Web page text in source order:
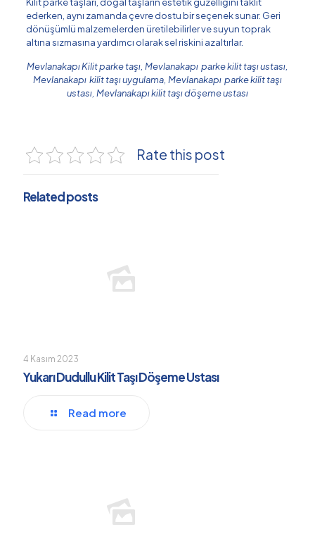
ederken, aynı zamanda çevre dostu bir seçenek sunar. Geri
dönüşümlü malzemelerden üretilebilirler ve suyun toprak
altına sızmasına yardımcı olarak sel riskini azaltırlar.
Mevlanakapı Kilit parke taşı, Mevlanakapı parke kilit taşı ustası,
Mevlanakapı kilit taşı uygulama, Mevlanakapı parke kilit taşı
ustası, Mevlanakapı kilit taşı döşeme ustası
Rate this post
Related posts
4 Kasım 2023
Yukarı Dudullu Kilit Taşı Döşeme Ustası
Read more